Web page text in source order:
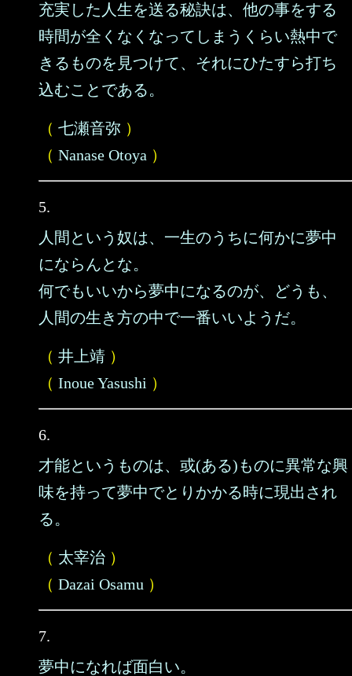
充実した人生を送る秘訣は、他の事をする
時間が全くなくなってしまうくらい熱中で
きるものを見つけて、それにひたすら打ち
込むことである。
（ 七瀬音弥 ）
（ Nanase Otoya ）
5.
人間という奴は、一生のうちに何かに夢中
にならんとな。
何でもいいから夢中になるのが、どうも、
人間の生き方の中で一番いいようだ。
（ 井上靖 ）
（ Inoue Yasushi ）
6.
才能というものは、或(ある)ものに異常な興
味を持って夢中でとりかかる時に現出され
る。
（ 太宰治 ）
（ Dazai Osamu ）
7.
夢中になれば面白い。